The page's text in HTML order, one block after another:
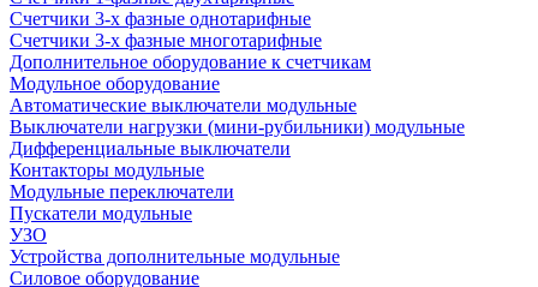
Счетчики 3-х фазные однотарифные
Счетчики 3-х фазные многотарифные
Дополнительное оборудование к счетчикам
Модульное оборудование
Автоматические выключатели модульные
Выключатели нагрузки (мини-рубильники) модульные
Дифференциальные выключатели
Контакторы модульные
Модульные переключатели
Пускатели модульные
УЗО
Устройства дополнительные модульные
Силовое оборудование